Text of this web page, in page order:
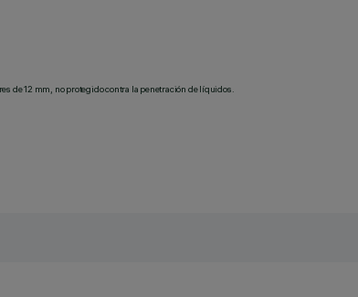
de 12 mm, no protegido contra la penetración de líquidos.